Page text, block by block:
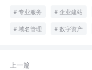
专业服务 企业建站
域名管理 数字资产
上一篇